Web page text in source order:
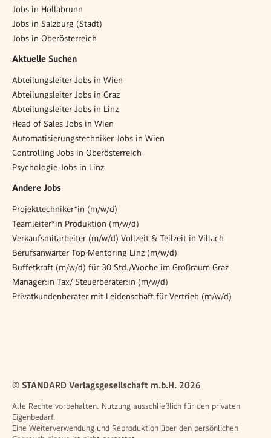
Jobs in Hollabrunn
Jobs in Salzburg (Stadt)
Jobs in Oberösterreich
Aktuelle Suchen
Abteilungsleiter Jobs in Wien
Abteilungsleiter Jobs in Graz
Abteilungsleiter Jobs in Linz
Head of Sales Jobs in Wien
Automatisierungstechniker Jobs in Wien
Controlling Jobs in Oberösterreich
Psychologie Jobs in Linz
Andere Jobs
Projekttechniker*in (m/w/d)
Teamleiter*in Produktion (m/w/d)
Verkaufsmitarbeiter (m/w/d) Vollzeit & Teilzeit in Villach
Berufsanwärter Top-Mentoring Linz (m/w/d)
Buffetkraft (m/w/d) für 30 Std./Woche im Großraum Graz
Manager:in Tax/ Steuerberater:in (m/w/d)
Privatkundenberater mit Leidenschaft für Vertrieb (m/w/d)
© STANDARD Verlagsgesellschaft m.b.H. 2026
Alle Rechte vorbehalten. Nutzung ausschließlich für den privaten
Eigenbedarf.
Eine Weiterverwendung und Reproduktion über den persönlichen